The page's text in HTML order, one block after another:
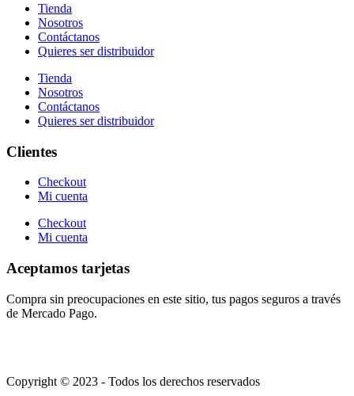
Tienda
Nosotros
Contáctanos
Quieres ser distribuidor
Tienda
Nosotros
Contáctanos
Quieres ser distribuidor
Clientes
Checkout
Mi cuenta
Checkout
Mi cuenta
Aceptamos tarjetas
Compra sin preocupaciones en este sitio, tus pagos seguros a través
de Mercado Pago.
Copyright © 2023 - Todos los derechos reservados